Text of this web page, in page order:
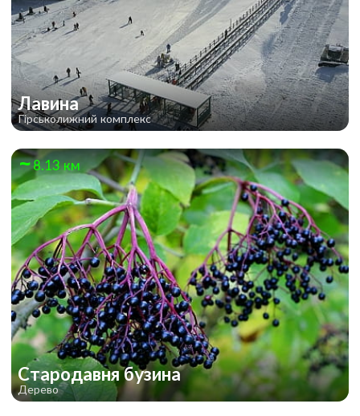
Лавина
Гірськолижний комплекс
8.13 км
Стародавня бузина
Дерево